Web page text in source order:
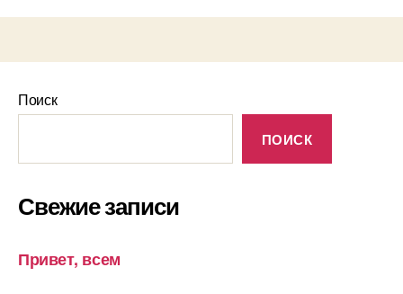
Поиск
ПОИСК
Свежие записи
Привет, всем